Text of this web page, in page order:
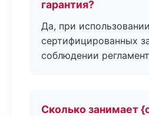
гарантия?
Да, при использовании
сертифицированных
соблюдении
Сколько занимает